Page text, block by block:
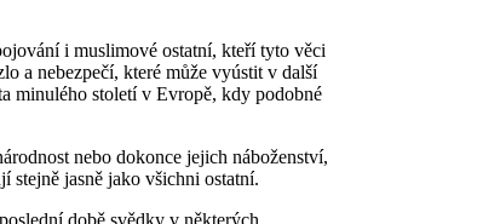
i muslimové ostatní, kteří tyto věci
a nebezpečí, které může vyústit v další
minulého století v Evropě, kdy podobné
nebo dokonce jejich náboženství,
stejně jasně jako všichni ostatní.